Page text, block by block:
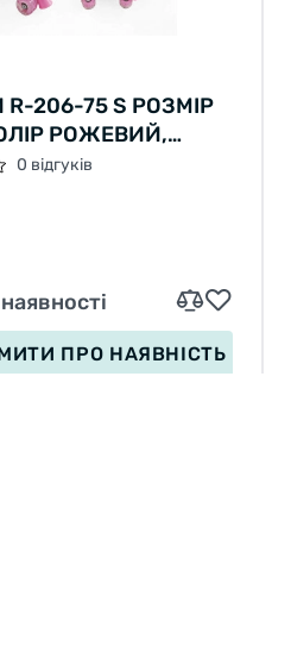
R-206-75 S РОЗМІР
РОЖЕВИЙ,
КОЛЕСА ЗІ
0 відгуків
ПРО НАЯВНІСТЬ